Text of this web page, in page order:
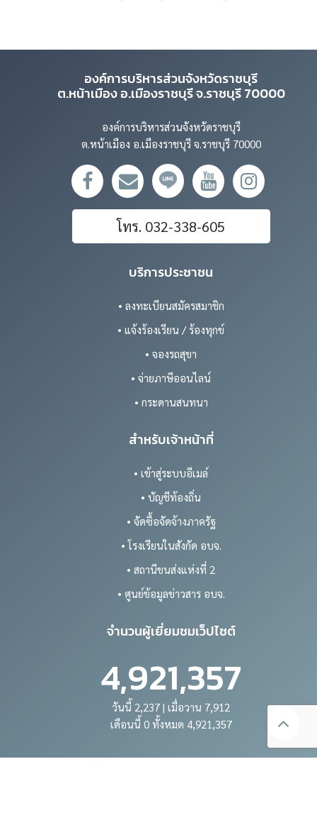
องค์การบริหารส่วนจังหวัดราชบุรี
ต.หน้าเมือง อ.เมืองราชบุรี จ.ราชบุรี 70000
องค์การบริหารส่วนจังหวัดราชบุรี
ต.หน้าเมือง อ.เมืองราชบุรี จ.ราชบุรี 70000
โทร. 032-338-605
บริการประชาชน
• ลงทะเบียนสมัครสมาชิก
• แจ้งร้องเรียน / ร้องทุกข์
• จองรถสุขา
• จ่ายภาษีออนไลน์
• กระดานสนทนา
สำหรับเจ้าหน้าที่
• เข้าสู่ระบบอีเมล์
• บัญชีท้องถิ่น
• จัดซื้อจัดจ้างภาครัฐ
• โรงเรียนในสังกัด อบจ.
• สถานีขนส่งแห่งที่ 2
• ศูนย์ข้อมูลข่าวสาร อบจ.
จำนวนผู้เยี่ยมชมเว็ปไซต์
4,921,357
วันนี้ 2,237 | เมื่อวาน 7,912
เดือนนี้ 0 ทั้งหมด 4,921,357